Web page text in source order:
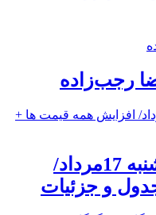
رجب‌زاده
قیمت طلا و سکه امروز شنبه 17مرداد/
و جزئیات